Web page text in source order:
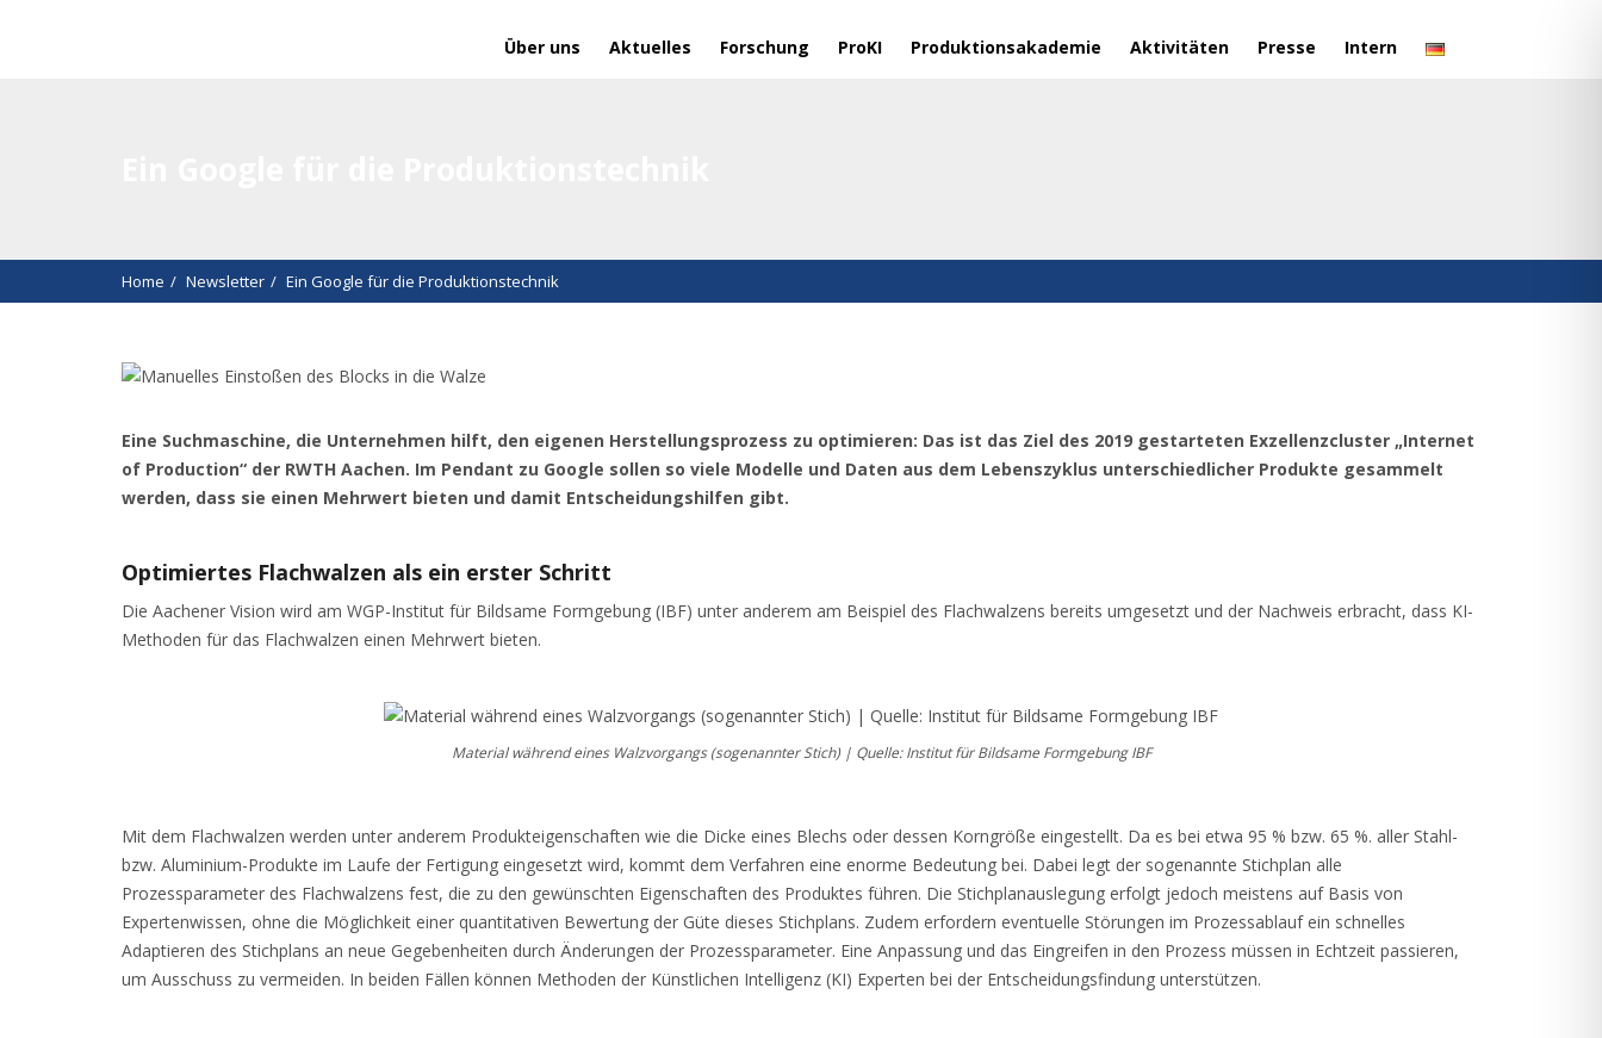
Über uns Aktuelles Forschung ProKI Produktionsakademie Aktivitäten Presse Intern
Home Newsletter Ein Google für die Produktionstechnik
Eine Suchmaschine, die Unternehmen hilft, den eigenen Herstellungsprozess zu optimieren: Das ist das Ziel des 2019 gestarteten Exzellenzcluster „Internet
of Production“ der RWTH Aachen. Im Pendant zu Google sollen so viele Modelle und Daten aus dem Lebenszyklus unterschiedlicher Produkte gesammelt
werden, dass sie einen Mehrwert bieten und damit Entscheidungshilfen gibt.
Optimiertes Flachwalzen als ein erster Schritt
Die Aachener Vision wird am WGP-Institut für Bildsame Formgebung (IBF) unter anderem am Beispiel des Flachwalzens bereits umgesetzt und der Nachweis erbracht, dass KI-
Methoden für das Flachwalzen einen Mehrwert bieten.
Material während eines Walzvorgangs (sogenannter Stich) | Quelle: Institut für Bildsame Formgebung IBF
Mit dem Flachwalzen werden unter anderem Produkteigenschaften wie die Dicke eines Blechs oder dessen Korngröße eingestellt. Da es bei etwa 95 % bzw. 65 %. aller Stahl-
bzw. Aluminium-Produkte im Laufe der Fertigung eingesetzt wird, kommt dem Verfahren eine enorme Bedeutung bei. Dabei legt der sogenannte Stichplan alle
Prozessparameter des Flachwalzens fest, die zu den gewünschten Eigenschaften des Produktes führen. Die Stichplanauslegung erfolgt jedoch meistens auf Basis von
Expertenwissen, ohne die Möglichkeit einer quantitativen Bewertung der Güte dieses Stichplans. Zudem erfordern eventuelle Störungen im Prozessablauf ein schnelles
Adaptieren des Stichplans an neue Gegebenheiten durch Änderungen der Prozessparameter. Eine Anpassung und das Eingreifen in den Prozess müssen in Echtzeit passieren,
um Ausschuss zu vermeiden. In beiden Fällen können Methoden der Künstlichen Intelligenz (KI) Experten bei der Entscheidungsfindung unterstützen.